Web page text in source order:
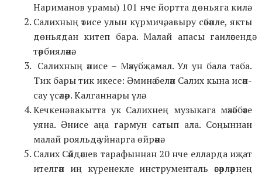
Нариманов урамы) 101 нче йортта дөньяга килә.
Салихның әтисе улын күрмичә, авыру сәбәпле, якты
дөньядан китеп бара. Малай апасы гаиләсендә
тәрбияләнә.
Салихның әнисе – Мәхүбҗамал. Ул ун бала таба.
Тик бары тик икесе: Әминә белән Салих кына исән-
сау үсәләр. Калганнары үлә.
Кечкенә вакытта ук Салихнең музыкага мәхәббәте
уяна. Әнисе аңа гармун сатып ала. Соңыннан
малай рояльдә уйнарга өйрәнә.
Салих Сәйдәшев тарафыннан 20 нче елларда иҗат
ителгән иң күренекле инструменталь әсәрләрнең